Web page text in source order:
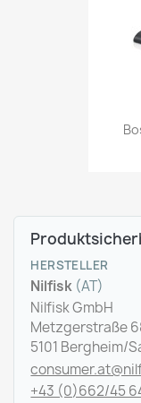
HERSTELLER
Nilfisk (AT)
Nilfisk GmbH
Metzgerstraße
5101 Bergheim/
+43 (0)662/45